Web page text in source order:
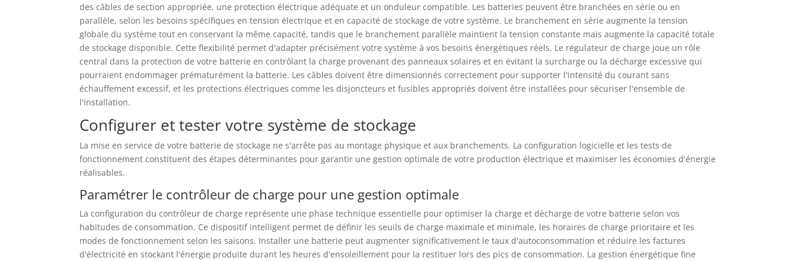
des câbles de section appropriée, une protection électrique adéquate et un onduleur compatible. Les batteries peuvent être branchées en série ou en
parallèle, selon les besoins spécifiques en tension électrique et en capacité de stockage de votre système. Le branchement en série augmente la tension
globale du système tout en conservant la même capacité, tandis que le branchement parallèle maintient la tension constante mais augmente la capacité totale
de stockage disponible. Cette flexibilité permet d'adapter précisément votre système à vos besoins énergétiques réels. Le régulateur de charge joue un rôle
central dans la protection de votre batterie en contrôlant la charge provenant des panneaux solaires et en évitant la surcharge ou la décharge excessive qui
pourraient endommager prématurément la batterie. Les câbles doivent être dimensionnés correctement pour supporter l'intensité du courant sans
échauffement excessif, et les protections électriques comme les disjoncteurs et fusibles appropriés doivent être installées pour sécuriser l'ensemble de
l'installation.
Configurer et tester votre système de stockage
La mise en service de votre batterie de stockage ne s'arrête pas au montage physique et aux branchements. La configuration logicielle et les tests de
fonctionnement constituent des étapes déterminantes pour garantir une gestion optimale de votre production électrique et maximiser les économies d'énergie
réalisables.
Paramétrer le contrôleur de charge pour une gestion optimale
La configuration du contrôleur de charge représente une phase technique essentielle pour optimiser la charge et décharge de votre batterie selon vos
habitudes de consommation. Ce dispositif intelligent permet de définir les seuils de charge maximale et minimale, les horaires de charge prioritaire et les
modes de fonctionnement selon les saisons. Installer une batterie peut augmenter significativement le taux d'autoconsommation et réduire les factures
d'électricité en stockant l'énergie produite durant les heures d'ensoleillement pour la restituer lors des pics de consommation. La gestion énergétique fine